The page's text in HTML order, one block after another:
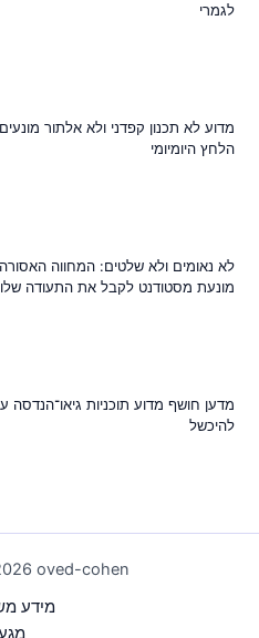
לגמרי
מדוע לא תכנון קפדני ולא אלתור
הלחץ היומיומי
לא נאומים ולא שלטים: המחווה האסורה
מונעת מסטודנט לקבל את התעודה שלו
מדען חושף מדוע תוכניות גיאו־הנדסה
להיכשל
oved-cohen
מידע